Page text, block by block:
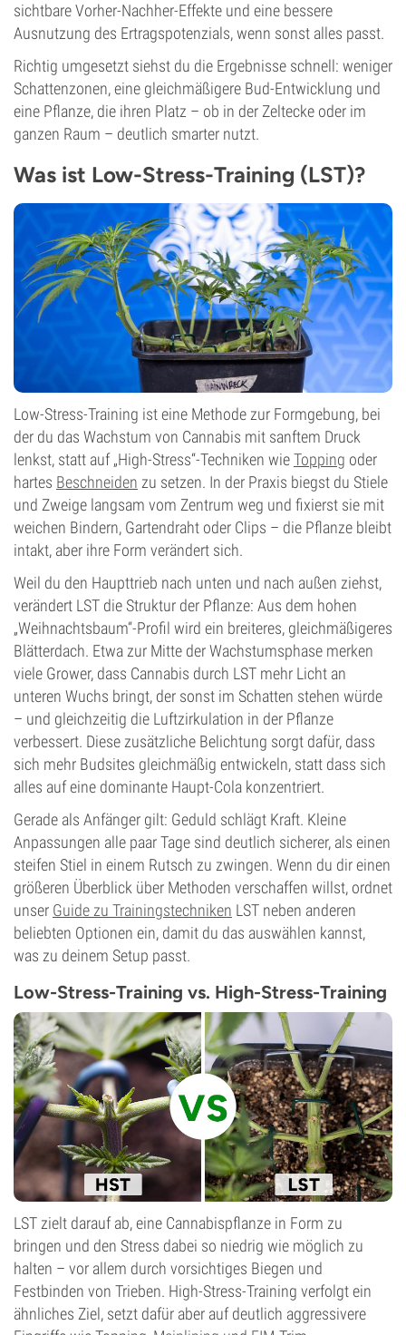
sichtbare Vorher-Nachher-Effekte und eine bessere
Ausnutzung des Ertragspotenzials, wenn sonst alles passt.
Richtig umgesetzt siehst du die Ergebnisse schnell: weniger
Schattenzonen, eine gleichmäßigere Bud-Entwicklung und
eine Pflanze, die ihren Platz – ob in der Zeltecke oder im
ganzen Raum – deutlich smarter nutzt.
Was ist Low-Stress-Training (LST)?
Low-Stress-Training ist eine Methode zur Formgebung, bei
der du das Wachstum von Cannabis mit sanftem Druck
lenkst, statt auf „High-Stress“-Techniken wieTopping oder
hartes Beschneiden zu setzen. In der Praxis biegst du Stiele
und Zweige langsam vom Zentrum weg und fixierst sie mit
weichen Bindern, Gartendraht oder Clips – die Pflanze bleibt
intakt, aber ihre Form verändert sich.
Weil du den Haupttrieb nach unten und nach außen ziehst,
verändert LST die Struktur der Pflanze: Aus dem hohen
„Weihnachtsbaum“-Profil wird ein breiteres, gleichmäßigeres
Blätterdach. Etwa zur Mitte der Wachstumsphase merken
viele Grower, dass Cannabis durch LST mehr Licht an
unteren Wuchs bringt, der sonst im Schatten stehen würde
– und gleichzeitig die Luftzirkulation in der Pflanze
verbessert. Diese zusätzliche Belichtung sorgt dafür, dass
sich mehr Budsites gleichmäßig entwickeln, statt dass sich
alles auf eine dominante Haupt-Cola konzentriert.
Gerade als Anfänger gilt: Geduld schlägt Kraft. Kleine
Anpassungen alle paar Tage sind deutlich sicherer, als einen
steifen Stiel in einem Rutsch zu zwingen. Wenn du dir einen
größeren Überblick über Methoden verschaffen willst, ordnet
unser Guide zu Trainingstechniken LST neben anderen
beliebten Optionen ein, damit du das auswählen kannst,
was zu deinem Setup passt.
Low-Stress-Training vs. High-Stress-Training
LST zielt darauf ab, eine Cannabispflanze in Form zu
bringen und den Stress dabei so niedrig wie möglich zu
halten – vor allem durch vorsichtiges Biegen und
Festbinden von Trieben. High-Stress-Training verfolgt ein
ähnliches Ziel, setzt dafür aber auf deutlich aggressivere